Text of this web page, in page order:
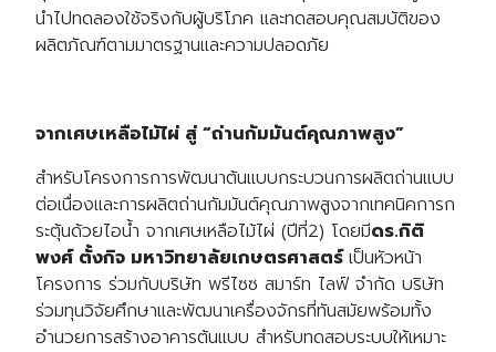
นำไปทดลองใช้จริงกับผู้บริโภค และทดสอบคุณสมบัติของ
ผลิตภัณฑ์ตามมาตรฐานและความปลอดภัย
จากเศษเหลือไม้ไผ่ สู่ “ถ่านกัมมันต์คุณภาพสูง”
สำหรับโครงการการพัฒนาต้นแบบกระบวนการผลิตถ่านแบบ
ต่อเนื่องและการผลิตถ่านกัมมันต์คุณภาพสูงจากเทคนิคการก
ระตุ้นด้วยไอน้ำ จากเศษเหลือไม้ไผ่ (ปีที่2) โดยมีดร.กิติ
พงศ์ ตั้งกิจ มหาวิทยาลัยเกษตรศาสตร์เป็นหัวหน้า
โครงการ ร่วมกับบริษัท พรีไซซ สมาร์ท ไลฟ์ จำกัด บริษัท
ร่วมทุนวิจัยศึกษาและพัฒนาเครื่องจักรที่ทันสมัยพร้อมทั้ง
อำนวยการสร้างอาคารต้นแบบ สำหรับทดสอบระบบให้เหมาะ